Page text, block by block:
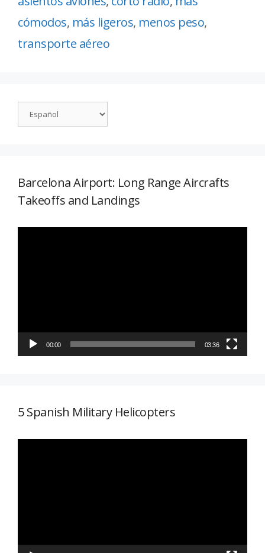
cómodos, más ligeros, menos peso,
transporte aéreo
Barcelona Airport: Long Range Aircrafts
Takeoffs and Landings
00:00 03:36
5 Spanish Military Helicopters